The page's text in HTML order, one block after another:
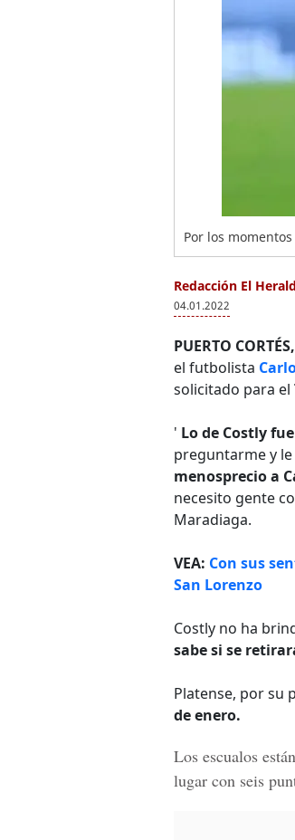
Por los
Redacción El
04.01.2022
PUERTO
el futbolista
solicitado para el
' Lo de Costly
preguntarme y
menosprecio a
necesito gente
Maradiaga.
VEA: Con sus
San Lorenzo
Costly no ha
sabe si se
Platense, por su
de enero.
Los escualos
lugar con seis